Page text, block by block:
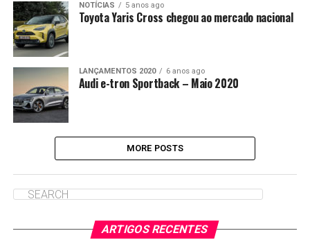
NOTÍCIAS 5 anos ago
Toyota Yaris Cross chegou ao mercado nacional
LANÇAMENTOS 2020 6 anos ago
Audi e-tron Sportback – Maio 2020
MORE POSTS
ARTIGOS RECENTES